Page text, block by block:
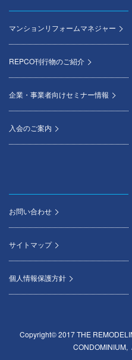
マンションリフォームマネジャー
REPCO刊行物のご紹介
企業・事業者向けセミナー情報
入会のご案内
お問い合わせ
サイトマップ
個人情報保護方針
Copyright© 2017 THE
CONDOMINIUM,